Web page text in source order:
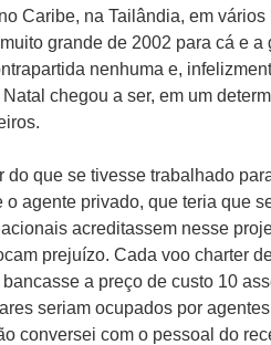
Caribe, na Tailândia, em
grande de 2002 para cá e
nenhuma e,
chegou a ser, em um
que se tivesse trabalhado
agente privado, que teria que
acreditassem nesse
prejuízo. Cada voo charter
a preço de custo 10
seriam ocupados por
conversei com o pessoal do